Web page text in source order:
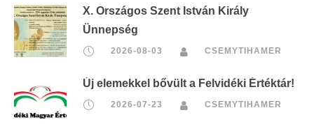
X. Országos Szent István Király
Ünnepség
2026-08-03 CSEMYTIHAMER
Új elemekkel bővült a Felvidéki Értéktár!
2026-07-23 CSEMYTIHAMER